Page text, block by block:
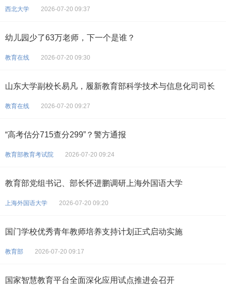
西北大学 2026-07-20 09:37
幼儿园少了63万老师，下一个是谁？
教育在线 2026-07-20 09:30
山东大学副校长易凡，履新教育部科学技术与信息化司司长
教育在线 2026-07-20 09:27
“高考估分715查分299”？警方通报
教育部教育考试院 2026-07-20 09:24
教育部党组书记、部长怀进鹏调研上海外国语大学
上海外国语大学 2026-07-20 09:20
国门学校优秀青年教师培养支持计划正式启动实施
教育部 2026-07-20 09:17
国家智慧教育平台全面深化应用试点推进会召开